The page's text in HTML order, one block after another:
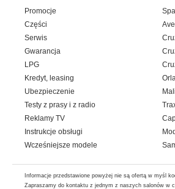
Promocje
Części
Serwis
Gwarancja
LPG
Kredyt, leasing
Ubezpieczenie
Testy z prasy i z radio
Reklamy TV
Instrukcje obsługi
Wcześniejsze modele
Informacje przedstawione powyżej nie są ofertą w myśl
Zapraszamy do kontaktu z jednym z naszych salonów w